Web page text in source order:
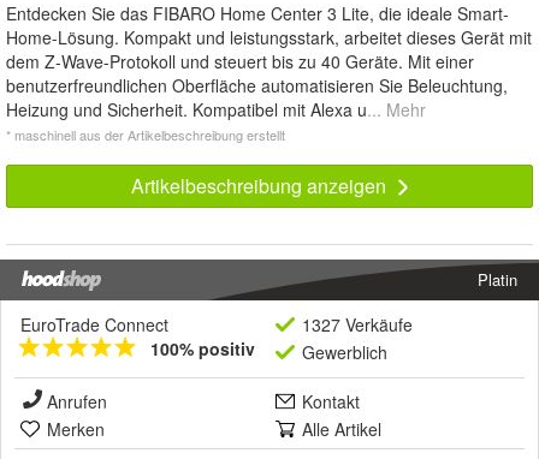
Entdecken Sie das FIBARO Home Center 3 Lite, die ideale Smart-
Home-Lösung. Kompakt und leistungsstark, arbeitet dieses Gerät mit
dem Z-Wave-Protokoll und steuert bis zu 40 Geräte. Mit einer
benutzerfreundlichen Oberfläche automatisieren Sie Beleuchtung,
Heizung und Sicherheit. Kompatibel mit Alexa u... Mehr
* maschinell aus der Artikelbeschreibung erstellt
Artikelbeschreibung anzeigen
Platin
EuroTrade Connect
100% positiv
1327 Verkäufe
Gewerblich
Anrufen
Kontakt
Merken
Alle Artikel